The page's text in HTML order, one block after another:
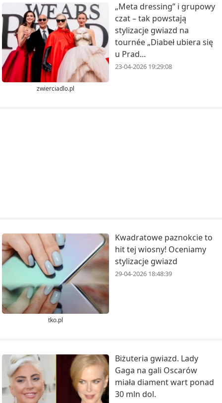
zwierciadlo.pl
„Meta dressing” i grupowy
czat – tak powstają
stylizacje gwiazd na
tournée „Diabeł ubiera się
u Prad...
23-04-2026 19:29:08
tko.pl
Kwadratowe paznokcie to
hit tej wiosny! Oceniamy
stylizacje gwiazd
29-04-2026 18:48:39
Biżuteria gwiazd. Lady
Gaga na gali Oscarów
miała diament wart ponad
30 mln dol.